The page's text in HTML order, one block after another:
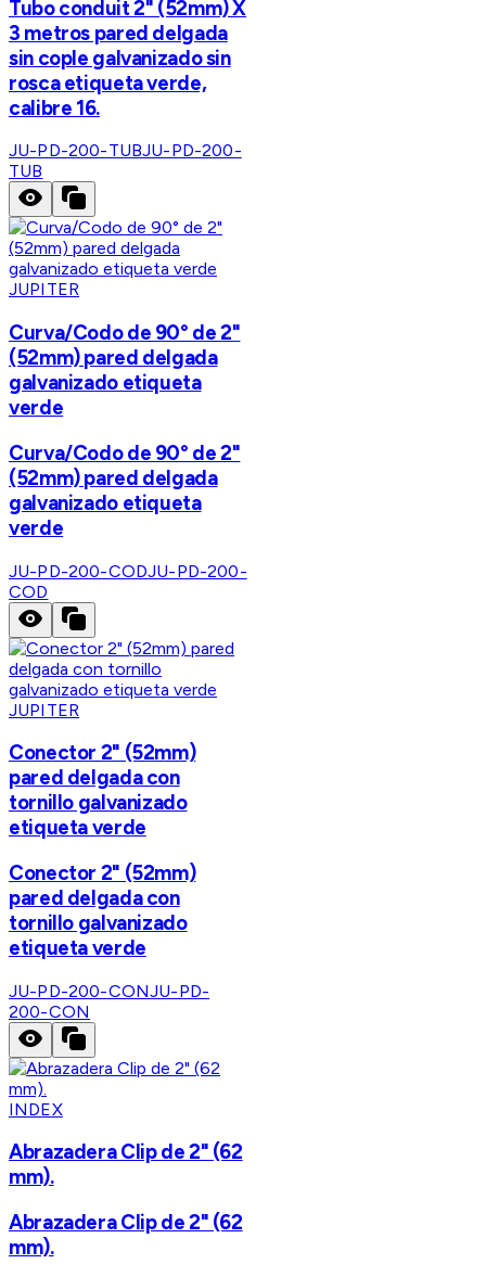
Tubo conduit 2" (52mm) X
3 metros pared delgada
sin cople galvanizado sin
rosca etiqueta verde,
calibre 16.
JU-PD-200-TUBJU-PD-200-
TUB
JUPITER
Curva/Codo de 90° de 2"
(52mm) pared delgada
galvanizado etiqueta
verde
Curva/Codo de 90° de 2"
(52mm) pared delgada
galvanizado etiqueta
verde
JU-PD-200-CODJU-PD-200-
COD
JUPITER
Conector 2" (52mm)
pared delgada con
tornillo galvanizado
etiqueta verde
Conector 2" (52mm)
pared delgada con
tornillo galvanizado
etiqueta verde
JU-PD-200-CONJU-PD-
200-CON
INDEX
Abrazadera Clip de 2" (62
mm).
Abrazadera Clip de 2" (62
mm).